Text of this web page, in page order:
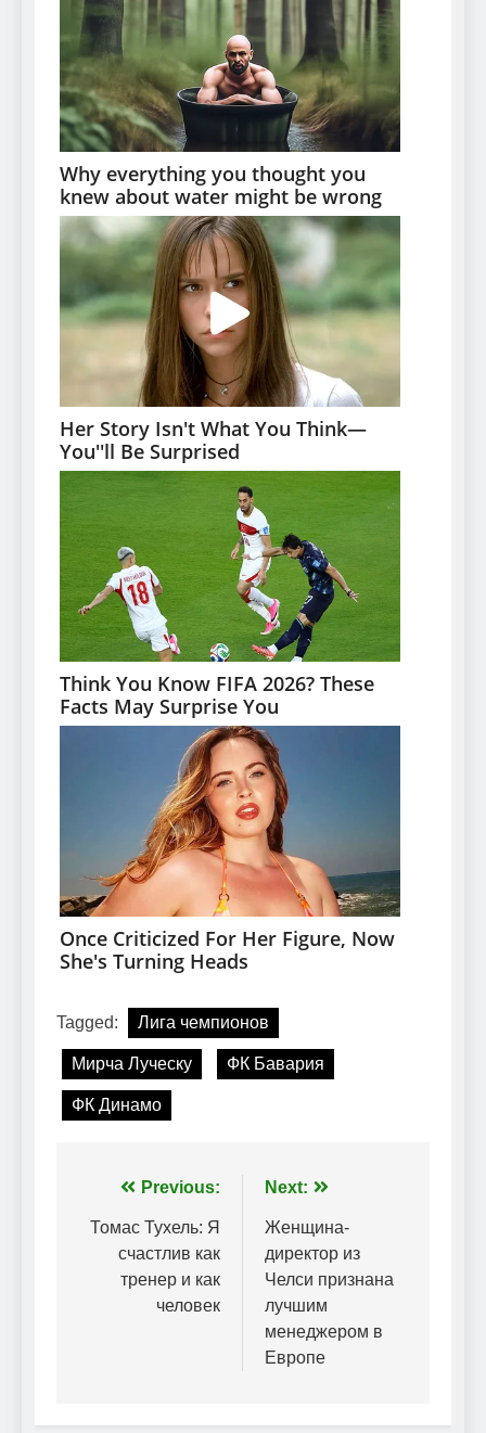
Tagged: Лига чемпионов
Мирча Луческу ФК Бавария
ФК Динамо
Навігація
записів
Previous:
Томас Тухель: Я
счастлив как
тренер и как
человек
Next:
Женщина-
директор из
Челси признана
лучшим
менеджером в
Европе